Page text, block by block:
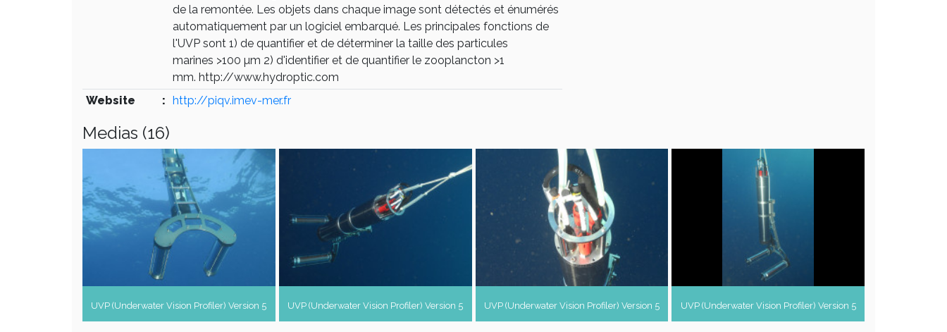
de la remontée. Les objets dans chaque image sont détectés et énumérés
automatiquement par un logiciel embarqué. Les principales fonctions de
l'UVP sont 1) de quantifier et de déterminer la taille des particules
marines >100 µm 2) d'identifier et de quantifier le zooplancton >1
mm. http://www.hydroptic.com
Website
: http://piqv.imev-mer.fr
Medias (16)
UVP (Underwater Vision Profiler) Version 5 UVP (Underwater Vision Profiler) Version 5 UVP (Underwater Vision Profiler) Version 5 UVP (Underwater Vision Profiler) Version 5